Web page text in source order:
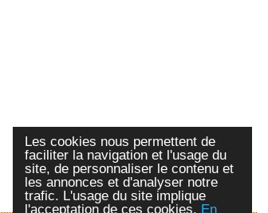
Les cookies nous permettent de
faciliter la navigation et l'usage du
site, de personnaliser le contenu et
les annonces et d'analyser notre
trafic. L'usage du site implique
l'acceptation de ces cookies. En